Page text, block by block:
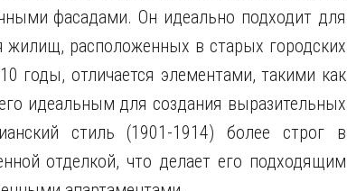
фасадами. Он идеально подходит для
жилищ, расположенных в старых городских
годы, отличается элементами, такими как
идеальным для создания выразительных
стиль (1901-1914) более строг в
отделкой, что делает его подходящим